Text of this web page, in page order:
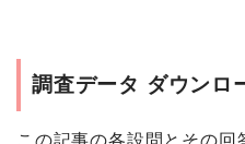
調査データ ダウンロ
この記事の各設問とその回